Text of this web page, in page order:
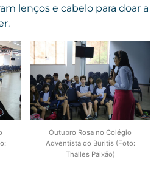
lenços e cabelo para doar a
Outubro Rosa no Colégio
Adventista do Buritis (Foto:
Thalles Paixão)